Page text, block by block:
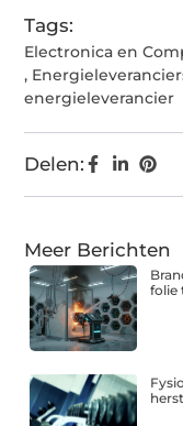
Tags:
Electronica en
,
energieleverancier
Delen:
Meer Berichten
folie